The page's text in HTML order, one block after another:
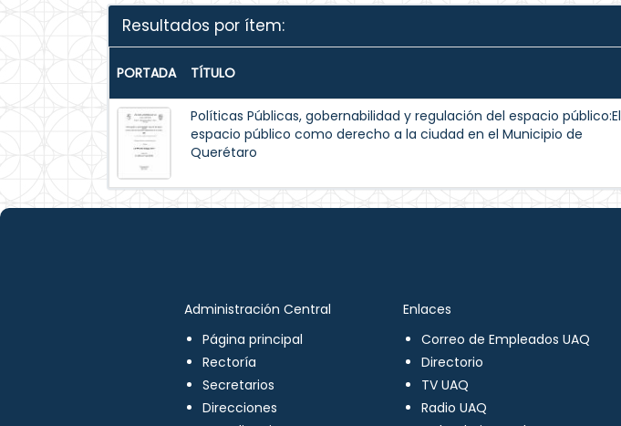
Resultados por ítem:
PORTADA TÍTULO
Políticas Públicas, gobernabilidad y regulación del espacio público:El
espacio público como derecho a la ciudad en el Municipio de
Querétaro
Administración Central
Página principal
Rectoría
Secretarios
Direcciones
Enlaces
Correo de Empleados UAQ
Directorio
TV UAQ
Radio UAQ